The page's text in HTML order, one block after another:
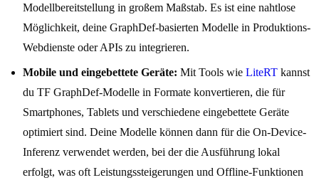
Modellbereitstellung in großem Maßstab. Es ist eine nahtlose
Möglichkeit, deine GraphDef-basierten Modelle in Produktions-
Webdienste oder APIs zu integrieren.
Mobile und eingebettete Geräte: Mit Tools wie LiteRT kannst
du TF GraphDef-Modelle in Formate konvertieren, die für
Smartphones, Tablets und verschiedene eingebettete Geräte
optimiert sind. Deine Modelle können dann für die On-Device-
Inferenz verwendet werden, bei der die Ausführung lokal
erfolgt, was oft Leistungssteigerungen und Offline-Funktionen